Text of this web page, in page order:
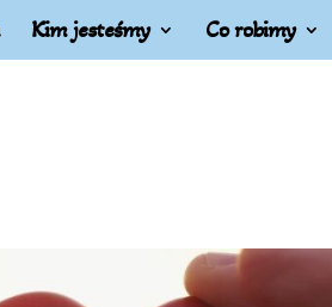
Kim jesteśmy Co robimy